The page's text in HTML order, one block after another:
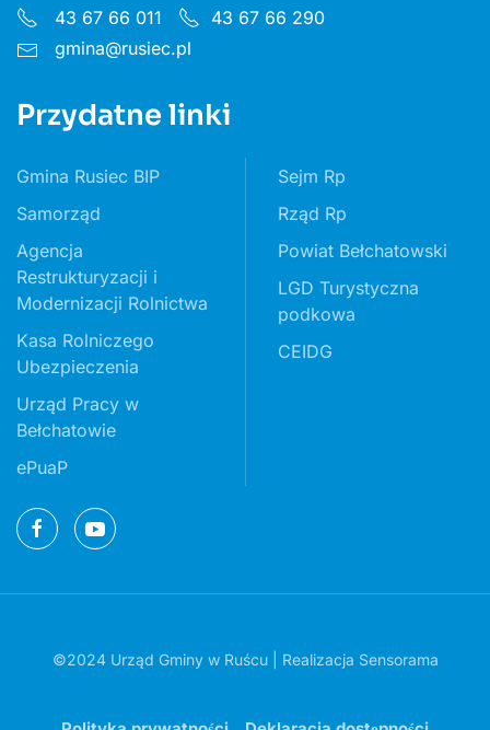
43 67 66 011
43 67 66 290
gmina@rusiec.pl
Przydatne linki
Gmina Rusiec BIP
Samorząd
Agencja
Restrukturyzacji i
Modernizacji Rolnictwa
Kasa Rolniczego
Ubezpieczenia
Urząd Pracy w
Bełchatowie
ePuaP
Sejm Rp
Rząd Rp
Powiat Bełchatowski
LGD Turystyczna
podkowa
CEIDG
©2024 Urząd Gminy w Ruścu | Realizacja Sensorama